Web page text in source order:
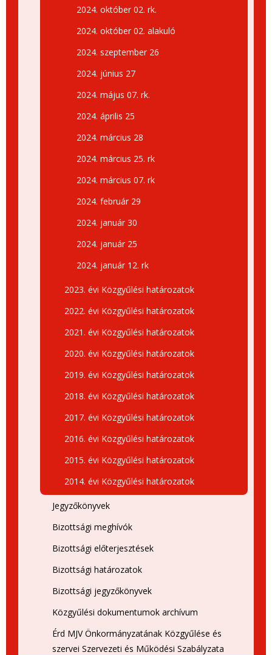
2024. október 02. rk.
2024. október 02. alakuló
2024. szeptember 26
2024. június 27
2024. május 07. rk.
2024. április 25
2024. március 28
2024. március 25. rk
2024. március 07. rk
2024. február 29
2024. január 30
2024. január 25
2024. január 12. rk
2023. évi Közgyűlési határozatok
2022. évi Közgyűlési határozatok
2021. évi Közgyűlési határozatok
2020. évi Közgyűlési határozatok
2019. évi Közgyűlési határozatok
2018. évi Közgyűlési határozatok
2017. évi Közgyűlési határozatok
2016. évi Közgyűlési határozatok
2015. évi Közgyűlési határozatok
2014. évi Közgyűlési határozatok
Jegyzőkönyvek
Bizottsági meghívók
Bizottsági előterjesztések
Bizottsági határozatok
Bizottsági jegyzőkönyvek
Közgyűlési dokumentumok archívum
Érd MJV Önkormányzatának Közgyűlése és
szervei Szervezeti és Működési Szabályzata